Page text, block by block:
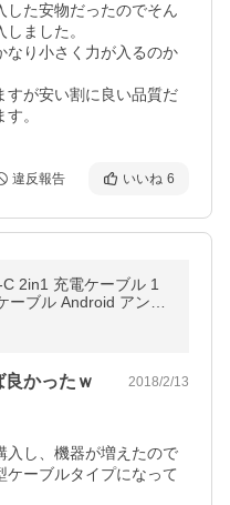
した安物だったのでそん
ました。
なり小さく力が入るのか
すが安い割に良い品質だ
。
違反報告 いいね 6
2in1 充電ケーブル 1
ーブル Android アンド
マイクロ GALAXY 充
かったｗ 2018/2/13
入し、機器が増えたので
ーブルタイプになって